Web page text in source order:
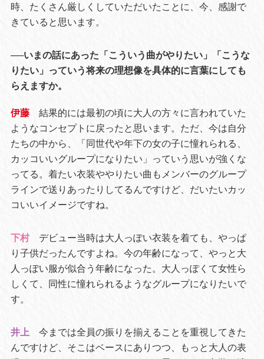
時、たくさん厳しくしていただいたことに、今、感謝で
きていると思います。
──いまの話にあった「こういう曲がやりたい」「こうな
りたい」っていう将来の理想像を具体的に言葉にしても
らえますか。
伊藤
結果的には最初の頃に大人の方々に言われていた
ようなコンセプトに戻ったと思います。ただ、今は自分
たちの中から、「同世代や年下の女の子に憧れられる、
カッコいいグループになりたい」っていう思いが強くな
ってる。着たい衣装ややりたい曲もメンバーのグループ
ラインで送りあったりしてるんですけど、だいたいカッ
コいいイメージですね。
下村
デビュー当時は大人っぽい衣装を着ても、やっぱ
り子供だったんですよね。今の年齢になって、やっと大
人っぽい服が似合う年齢になった。大人っぽくて女性ら
しくて、同性に憧れられるようなグループになりたいで
す。
井上
今までは全員の振りを揃えることを重視してきた
んですけど、そこはベースにありつつ、もっと大人の表